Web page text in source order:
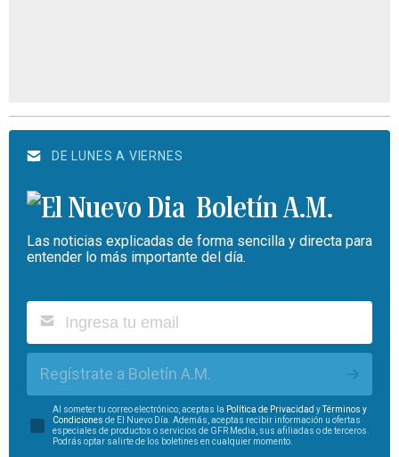
DE LUNES A VIERNES
Boletín A.M.
Las noticias explicadas de forma sencilla y directa para
entender lo más importante del día.
Regístrate a Boletín A.M.
Al someter tu correo electrónico, aceptas la Política de Privacidad y
Términos y
Condiciones de El Nuevo Día. Además, aceptas recibir información u ofertas
especiales de productos o servicios de GFR Media, sus afiliadas o de terceros.
Podrás optar salirte de los boletines en cualquier momento.